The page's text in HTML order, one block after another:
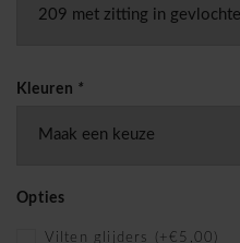
Kleuren *
Opties
Vilten glijders (+€5,00)